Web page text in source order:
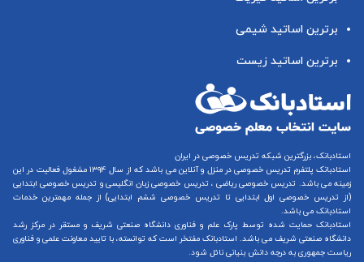
برترین اساتید شیمی
برترین اساتید زیست
استادبانک، بزرگترین شبکه تدریس خصوصی در ایران
استادبانک پلتفرم تدریس خصوصی در منزل و آنلاین
می باشد که از سال ۱۳۹۴ مشغول فعالیت در این
زمینه می باشد. تدریس خصوصی ریاضی ، تدریس خصوصی زبان انگلیسیو تدریس خصوصی ابتدایی
(از تدریس خصوصی اول ابتدایی تا تدریس خصوصی ششم ابتدایی) از جمله مهمترین خدمات
استادبانک می باشد.
استادبانک حمایت شده توسط پارک علم و فناوری دانشگاه صنعتی شریف و مستقر در مرکز رشد
دانشگاه صنعتی شریف می باشد. استادبانک مفتخر است که توانسته، با تایید معاونت علمی و فناوری
ریاست جمهوری به درجه دانش بنیانی نائل شود.